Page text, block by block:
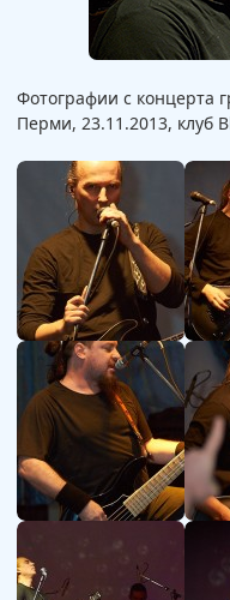
Фотографии с концерта
Перми, 23.11.2013, клуб